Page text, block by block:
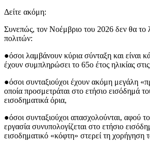
Δείτε ακόμη:
Συνεπώς, τον Νοέμβριο του 2026 δεν θα το
πολιτών:
●όσοι λαμβάνουν κύρια σύνταξη και είναι
έχουν συμπληρώσει το 65ο έτος ηλικίας
●όσοι συνταξιούχοι έχουν ακόμη μεγάλη
οποία προσμετράται στο ετήσιο εισόδημά
εισοδηματικά όρια,
●όσοι συνταξιούχοι απασχολούνται, αφού
εργασία συνυπολογίζεται στο ετήσιο
εισοδηματικό «κόφτη» στερεί τη χορήγηση